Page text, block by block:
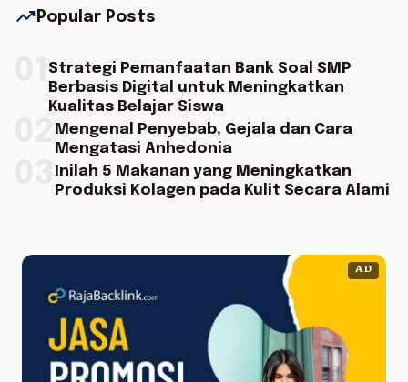
trending_up Popular Posts
Strategi Pemanfaatan Bank Soal SMP
Berbasis Digital untuk Meningkatkan
Kualitas Belajar Siswa
Mengenal Penyebab, Gejala dan Cara
Mengatasi Anhedonia
Inilah 5 Makanan yang Meningkatkan
Produksi Kolagen pada Kulit Secara Alami
AD